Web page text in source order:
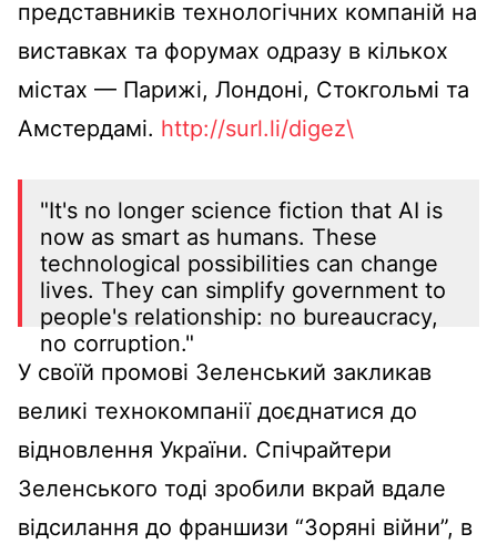
представників технологічних компаній на
виставках та форумах одразу в кількох
містах — Парижі, Лондоні, Стокгольмі та
Амстердамі. http://surl.li/digez\
"It's no longer science fiction that AI is
now as smart as humans. These
technological possibilities can change
lives. They can simplify government to
people's relationship: no bureaucracy,
no corruption."
🇺🇦President Volodymyr Zelensky
@ZelenskyyUa
@Founders_Forum
#VivaTech
pic.twitter.com/HODwac4qMC
— Viva Technology (@VivaTech)June
16, 2022
У своїй промові Зеленський закликав
великі технокомпанії доєднатися до
відновлення України. Спічрайтери
Зеленського тоді зробили вкрай вдале
відсилання до франшизи “Зоряні війни”, в